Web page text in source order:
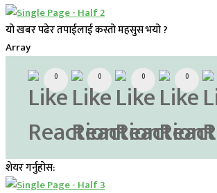
यो खबर पढेर तपाईलाई कस्तो महसुस भयो ?
Array
0 0 0 0
शेयर गर्नुहोस: